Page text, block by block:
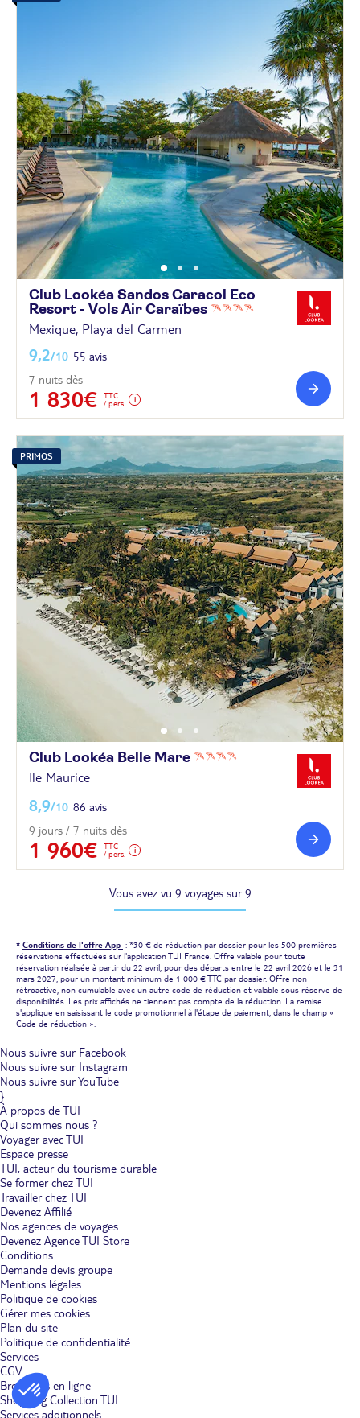
Club Lookéa Sandos Caracol Eco
Resort - Vols Air Caraïbes
Mexique, Playa del Carmen
9,2/10 55 avis
7 nuits dès
1 830€
TTC
/ pers.
PRIMOS
Club Lookéa Belle Mare
Ile Maurice
8,9/10 86 avis
9 jours / 7 nuits dès
1 960€
TTC
/ pers.
Vous avez vu 9 voyages sur 9
* Conditions de l'offre App : *30 € de réduction par dossier pour les 500 premières
réservations effectuées sur l'application TUI France. Offre valable pour toute
réservation réalisée à partir du 22 avril, pour des départs entre le 22 avril 2026 et le 31
mars 2027, pour un montant minimum de 1 000 € TTC par dossier. Offre non
rétroactive, non cumulable avec un autre code de réduction et valable sous réserve de
disponibilités. Les prix affichés ne tiennent pas compte de la réduction. La remise
s'applique en saisissant le code promotionnel à l'étape de paiement, dans le champ «
Code de réduction ».
Nous suivre sur Facebook
Nous suivre sur Instagram
Nous suivre sur YouTube
}
À propos de TUI
Qui sommes nous ?
Voyager avec TUI
Espace presse
TUI, acteur du tourisme durable
Se former chez TUI
Travailler chez TUI
Devenez Affilié
Nos agences de voyages
Devenez Agence TUI Store
Conditions
Demande devis groupe
Mentions légales
Politique de cookies
Gérer mes cookies
Plan du site
Politique de confidentialité
Services
CGV
Brochures en ligne
Shopping Collection TUI
Services additionnels